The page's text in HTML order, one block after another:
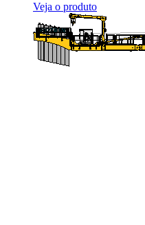
Veja o produto